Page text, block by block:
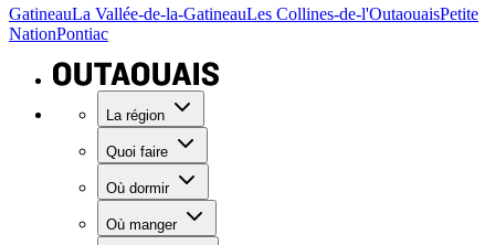
GatineauLa Vallée-de-la-GatineauLes Collines-de-l'OutaouaisPetite
NationPontiac
La région
Quoi faire
Où dormir
Où manger